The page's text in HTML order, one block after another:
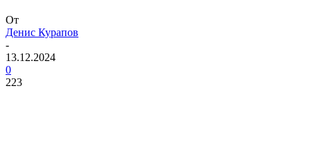
От
Денис Курапов
-
13.12.2024
0
223